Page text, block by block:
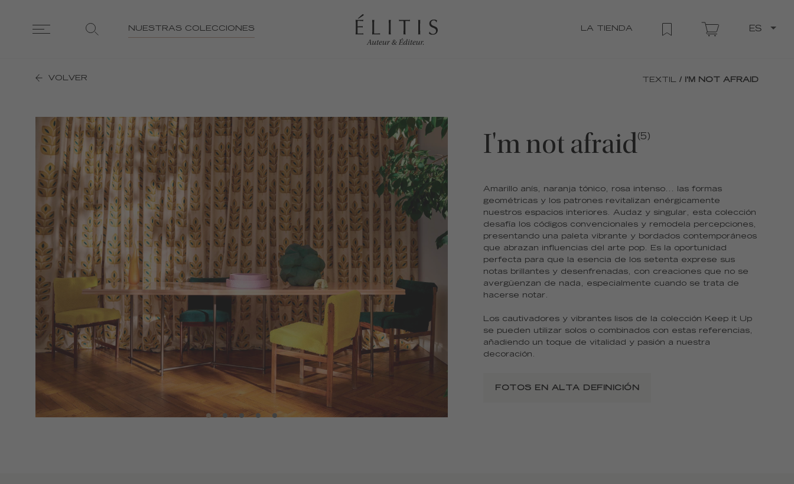
NUESTRAS COLECCIONES LA TIENDA ES
VOLVER TEXTIL / I'M NOT AFRAID
I'm not afraid(5)
Amarillo anís, naranja tónico, rosa intenso... las formas
geométricas y los patrones revitalizan enérgicamente
nuestros espacios interiores. Audaz y singular, esta colección
desafía los códigos convencionales y remodela percepciones,
presentando una paleta vibrante y bordados contemporáneos
que abrazan influencias del arte pop. Es la oportunidad
perfecta para que la esencia de los setenta exprese sus
notas brillantes y desenfrenadas, con creaciones que no se
avergüenzan de nada, especialmente cuando se trata de
hacerse notar.
Los cautivadores y vibrantes lisos de la colección Keep it Up
se pueden utilizar solos o combinados con estas referencias,
añadiendo un toque de vitalidad y pasión a nuestra
decoración.
FOTOS EN ALTA DEFINICIÓN